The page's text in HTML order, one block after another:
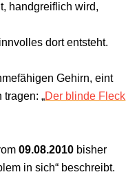
handgreiflich wird,
dort entsteht.
Gehirn, eint
„Der blinde Fleck
09.08.2010 bisher
in sich“ beschreibt.